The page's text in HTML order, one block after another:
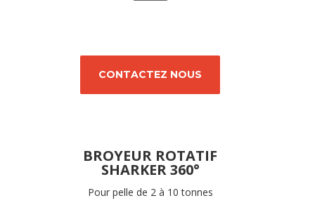
CONTACTEZ NOUS
BROYEUR ROTATIF
SHARKER 360°
Pour pelle de 2 à 10 tonnes